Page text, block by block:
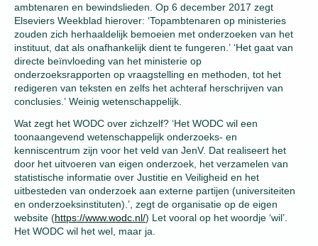
ambtenaren en bewindslieden. Op 6 december 2017 zegt
Elseviers Weekblad hierover: ‘Topambtenaren op ministeries
zouden zich herhaaldelijk bemoeien met onderzoeken van het
instituut, dat als onafhankelijk dient te fungeren.’ ‘Het gaat van
directe beïnvloeding van het ministerie op
onderzoeksrapporten op vraagstelling en methoden, tot het
redigeren van teksten en zelfs het achteraf herschrijven van
conclusies.’ Weinig wetenschappelijk.
Wat zegt het WODC over zichzelf? ‘Het WODC wil een
toonaangevend wetenschappelijk onderzoeks- en
kenniscentrum zijn voor het veld van JenV. Dat realiseert het
door het uitvoeren van eigen onderzoek, het verzamelen van
statistische informatie over Justitie en Veiligheid en het
uitbesteden van onderzoek aan externe partijen (universiteiten
en onderzoeksinstituten).’, zegt de organisatie op de eigen
website (https://www.wodc.nl/) Let vooral op het woordje ‘wil’.
Het WODC wil het wel, maar ja.